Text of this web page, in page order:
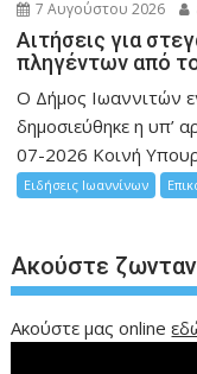
7 Αυγούστου 2026
Αιτήσεις για
πληγέντων από
Ο Δήμος Ιωαννιτών
δημοσιεύθηκε η υπ’
07-2026 Κοινή
Ειδήσεις Ιωαννίνων
Ακούστε
Ακούστε μας online